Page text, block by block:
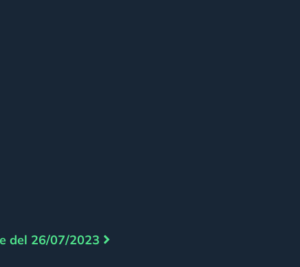
del 26/07/2023